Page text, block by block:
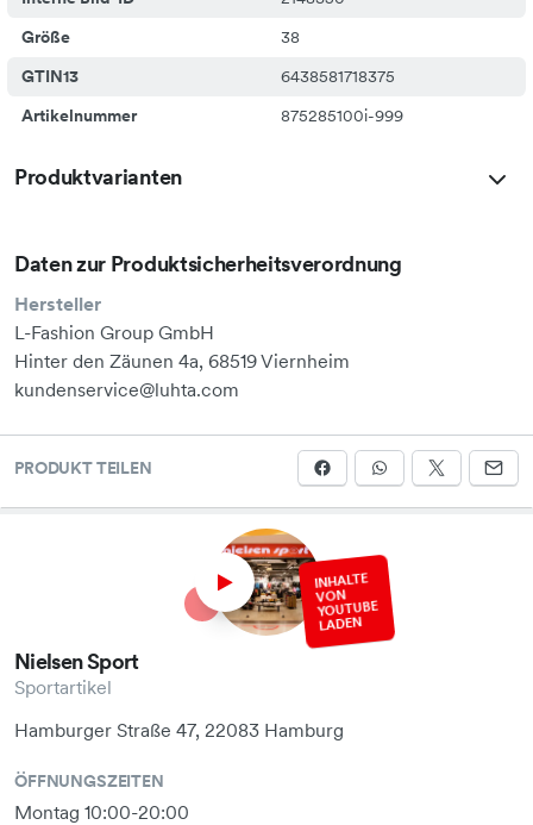
Größe
38
GTIN13
6438581718375
Artikelnummer
875285100i-999
Produktvarianten
Daten zur Produktsicherheitsverordnung
Hersteller
L-Fashion Group GmbH
Hinter den Zäunen 4a, 68519 Viernheim
kundenservice@luhta.com
PRODUKT TEILEN
INHALTE
VON
YOUTUBE
LADEN
Nielsen Sport
Sportartikel
Hamburger Straße 47, 22083 Hamburg
ÖFFNUNGSZEITEN
Montag 10:00-20:00